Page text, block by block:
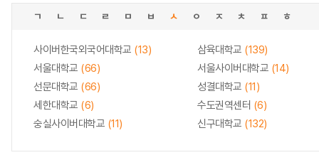
ㄱ ㄴ ㄷ ㄹ ㅁ ㅂ ㅅ ㅇ ㅈ ㅊ ㅍ ㅎ
사이버한국외국어대학교 (13) 삼육대학교 (139)
서울대학교 (66) 서울사이버대학교 (14)
선문대학교 (66) 성결대학교 (11)
세한대학교 (6) 수도권역센터 (6)
숭실사이버대학교 (11) 신구대학교 (132)